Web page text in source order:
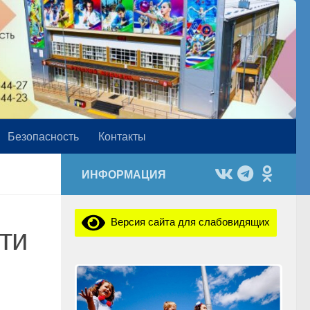
Безопасность Контакты
ИНФОРМАЦИЯ
Версия сайта для слабовидящих